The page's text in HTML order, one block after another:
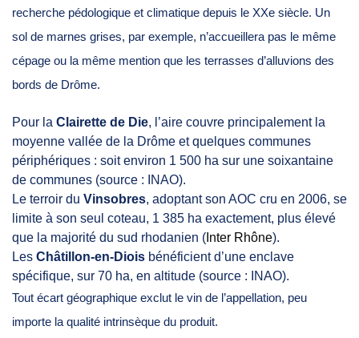
recherche pédologique et climatique depuis le XXe siècle. Un
sol de marnes grises, par exemple, n’accueillera pas le même
cépage ou la même mention que les terrasses d’alluvions des
bords de Drôme.
Pour la Clairette de Die, l’aire couvre principalement la
moyenne vallée de la Drôme et quelques communes
périphériques : soit environ 1 500 ha sur une soixantaine
de communes (source : INAO).
Le terroir du Vinsobres, adoptant son AOC cru en 2006, se
limite à son seul coteau, 1 385 ha exactement, plus élevé
que la majorité du sud rhodanien ( Inter Rhône).
Les Châtillon-en-Diois bénéficient d’une enclave
spécifique, sur 70 ha, en altitude (source : INAO).
Tout écart géographique exclut le vin de l’appellation, peu
importe la qualité intrinsèque du produit.